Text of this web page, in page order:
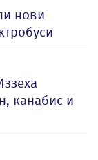
нови
канабис и